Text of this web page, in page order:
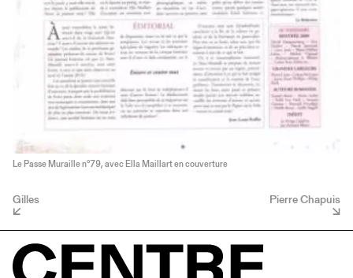
Le Passe Muraille n°79, avec Ella Maillart en couverture
Gilles Pierre Chapuis